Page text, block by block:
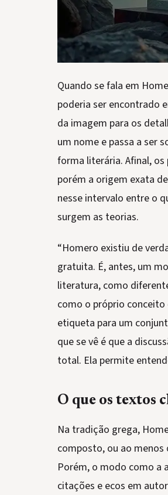
Quando se fala em
poderia ser encontrado
da imagem para os
um nome e passa a ser
forma literária. Afinal,
porém a origem exata
nesse intervalo entre o
surgem as teorias.
“Homero existiu de
gratuita. É, antes, um
literatura, como
como o próprio conceito
etiqueta para um
que se vê é que a
total. Ela permite
O que os textos
Na tradição grega,
composto, ou ao menos
Porém, o modo como a
citações e ecos em